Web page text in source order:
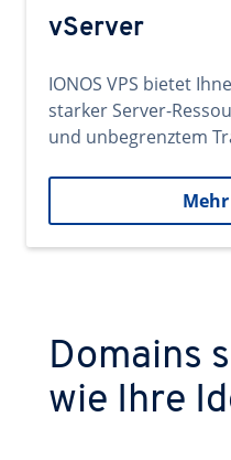
vServer
IONOS VPS bietet
starker Server-
und unbegrenztem
Domains
wie Ihre